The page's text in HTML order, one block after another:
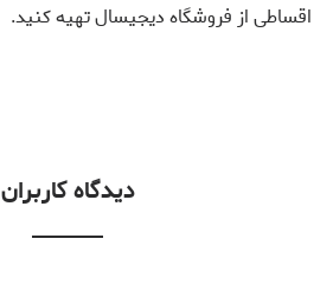
اقساطی از فروشگاه دیجیسال تهیه کنید.
دیدگاه کاربران